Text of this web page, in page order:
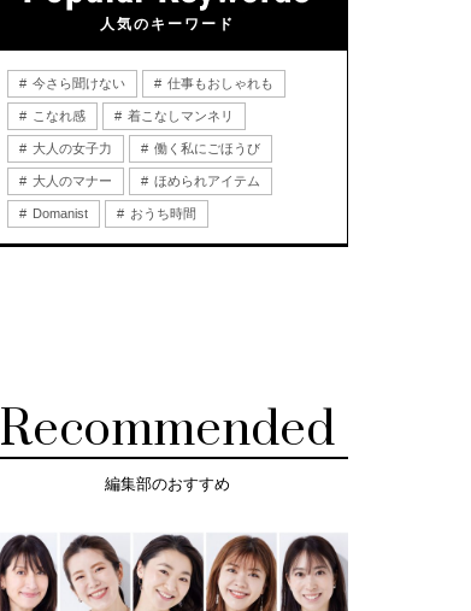
人気のキーワード
今さら聞けない 仕事もおしゃれも
こなれ感 着こなしマンネリ
大人の女子力 働く私にごほうび
大人のマナー ほめられアイテム
Domanist おうち時間
Recommended
編集部のおすすめ